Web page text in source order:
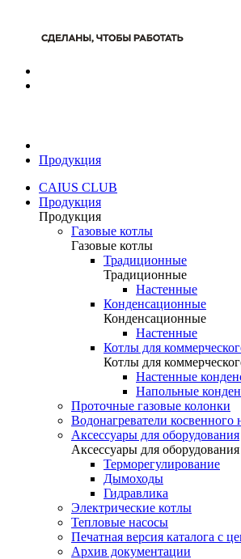
Продукция
CAIUS CLUB
Продукция
Продукция
Газовые котлы
Газовые котлы
Традиционные
Традиционные
Настенные
Конденсационные
Конденсационные
Настенные
Котлы для
Котлы для
Настенные
Напольные
Проточные газовые колонки
Водонагреватели косвенного
Аксессуары для оборудования
Аксессуары для оборудования
Терморегулирование
Дымоходы
Гидравлика
Электрические котлы
Тепловые насосы
Печатная версия каталога с
Архив документации